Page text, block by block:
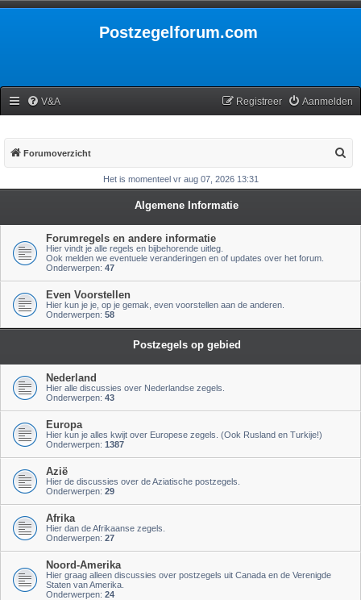
Postzegelforum.com
V&A Aanmelden
Registreer
Forumoverzicht
e
Het is momenteel vr aug 07, 2026 13:31
Algemene Informatie
Forumregels en andere informatie
Hier vindt je alle regels en bijbehorende uitleg.
Ook melden we eventuele veranderingen en of updates over het forum.
Onderwerpen: 47
Even Voorstellen
Hier kun je je, op je gemak, even voorstellen aan de anderen.
Onderwerpen: 58
Postzegels op gebied
Nederland
Hier alle discussies over Nederlandse zegels.
Onderwerpen: 43
Europa
Hier kun je alles kwijt over Europese zegels. (Ook Rusland en Turkije!)
Onderwerpen: 1387
Azië
Hier de discussies over de Aziatische postzegels.
Onderwerpen: 29
Afrika
Hier dan de Afrikaanse zegels.
Onderwerpen: 27
Noord-Amerika
Hier graag alleen discussies over postzegels uit Canada en de Verenigde
Staten van Amerika.
Onderwerpen: 24